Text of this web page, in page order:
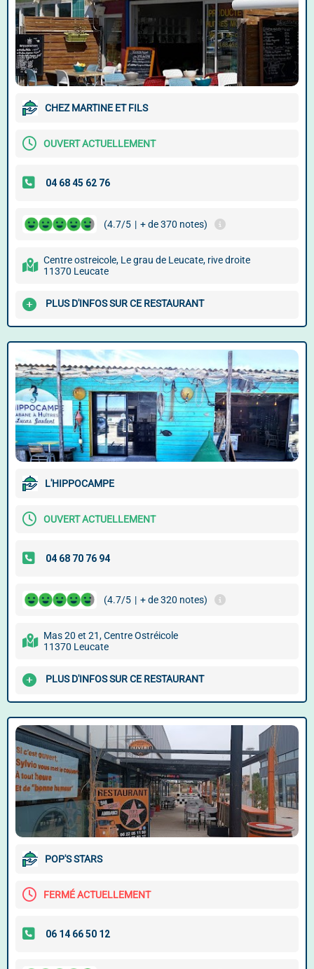
CHEZ MARTINE ET FILS
OUVERT ACTUELLEMENT
(4.7/5 | + de 370 notes)
Centre ostreicole, Le grau de Leucate, rive droite
11370 Leucate
PLUS D'INFOS SUR CE RESTAURANT
L'HIPPOCAMPE
OUVERT ACTUELLEMENT
(4.7/5 | + de 320 notes)
Mas 20 et 21, Centre Ostréicole
11370 Leucate
PLUS D'INFOS SUR CE RESTAURANT
POP'S STARS
FERMÉ ACTUELLEMENT